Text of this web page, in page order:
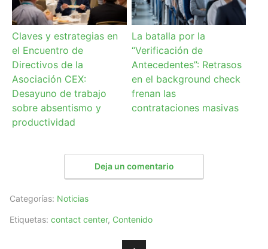
Claves y estrategias en
el Encuentro de
Directivos de la
Asociación CEX:
Desayuno de trabajo
sobre absentismo y
productividad
La batalla por la
“Verificación de
Antecedentes”: Retrasos
en el background check
frenan las
contrataciones masivas
Deja un comentario
Categorías: Noticias
Etiquetas: contact center, Contenido